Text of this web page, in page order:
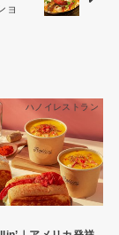
ョ
ハノイレストラン